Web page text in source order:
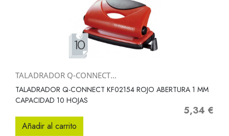
TALADRADOR Q-CONNECT...
TALADRADOR Q-CONNECT KF02154 ROJO ABERTURA 1 MM
CAPACIDAD 10 HOJAS
Precio
5,34 €
Añadir al carrito